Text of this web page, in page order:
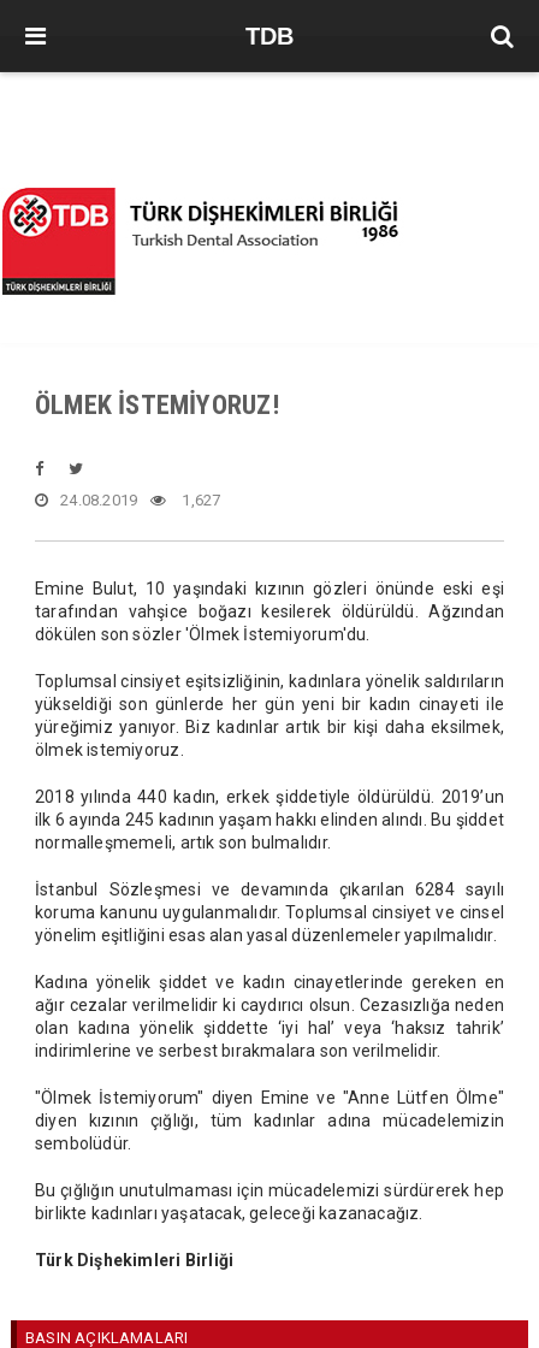
TDB
ÖLMEK İSTEMİYORUZ!
24.08.2019 1,627
Emine Bulut, 10 yaşındaki kızının gözleri önünde eski eşi
tarafından vahşice boğazı kesilerek öldürüldü. Ağzından
dökülen son sözler 'Ölmek İstemiyorum'du.
Toplumsal cinsiyet eşitsizliğinin, kadınlara yönelik saldırıların
yükseldiği son günlerde her gün yeni bir kadın cinayeti ile
yüreğimiz yanıyor. Biz kadınlar artık bir kişi daha eksilmek,
ölmek istemiyoruz.
2018 yılında 440 kadın, erkek şiddetiyle öldürüldü. 2019’un
ilk 6 ayında 245 kadının yaşam hakkı elinden alındı. Bu şiddet
normalleşmemeli, artık son bulmalıdır.
İstanbul Sözleşmesi ve devamında çıkarılan 6284 sayılı
koruma kanunu uygulanmalıdır. Toplumsal cinsiyet ve cinsel
yönelim eşitliğini esas alan yasal düzenlemeler yapılmalıdır.
Kadına yönelik şiddet ve kadın cinayetlerinde gereken en
ağır cezalar verilmelidir ki caydırıcı olsun. Cezasızlığa neden
olan kadına yönelik şiddette ‘iyi hal’ veya ‘haksız tahrik’
indirimlerine ve serbest bırakmalara son verilmelidir.
"Ölmek İstemiyorum" diyen Emine ve "Anne Lütfen Ölme"
diyen kızının çığlığı, tüm kadınlar adına mücadelemizin
sembolüdür.
Bu çığlığın unutulmaması için mücadelemizi sürdürerek hep
birlikte kadınları yaşatacak, geleceği kazanacağız.
Türk Dişhekimleri Birliği
BASIN AÇIKLAMALARI